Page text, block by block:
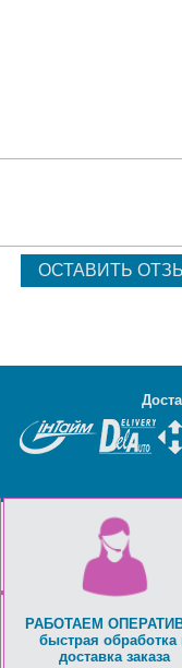
Д
РАБОТАЕМ
быстрая обработка
доставка заказа